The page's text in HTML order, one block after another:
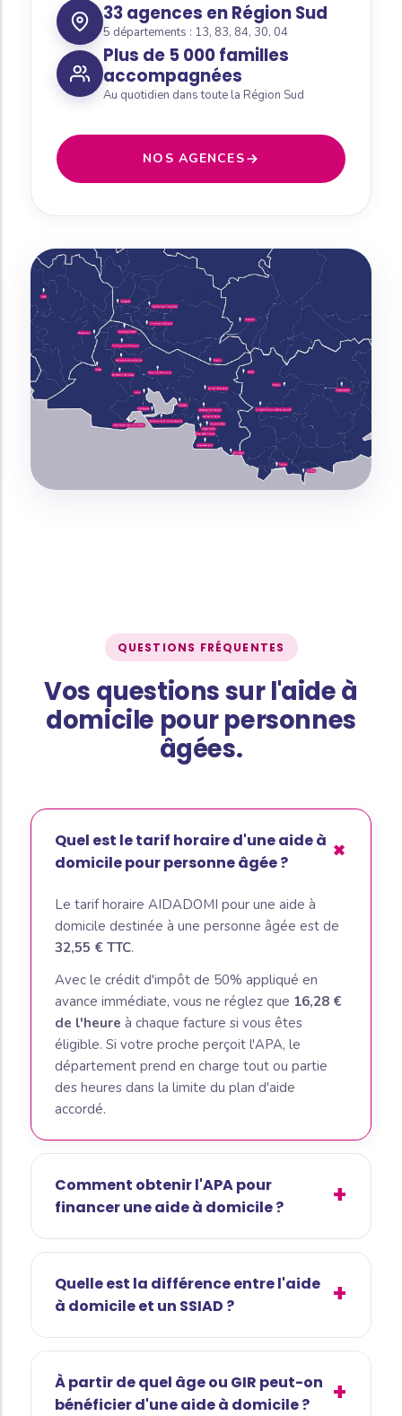
33 agences en Région Sud
5 départements : 13, 83, 84, 30, 04
Plus de 5 000 familles
accompagnées
Au quotidien dans toute la Région Sud
NOS AGENCES
QUESTIONS FRÉQUENTES
Vos questions sur l'aide à
domicile pour personnes
âgées.
Quel est le tarif horaire d'une aide à
domicile pour personne âgée ?
Le tarif horaire AIDADOMI pour une aide à
domicile destinée à une personne âgée est de
32,55 € TTC.
Avec le crédit d'impôt de 50% appliqué en
avance immédiate, vous ne réglez que 16,28 €
de l'heure à chaque facture si vous êtes
éligible. Si votre proche perçoit l'APA, le
département prend en charge tout ou partie
des heures dans la limite du plan d'aide
accordé.
Comment obtenir l'APA pour
financer une aide à domicile ?
Quelle est la différence entre l'aide
à domicile et un SSIAD ?
À partir de quel âge ou GIR peut-on
bénéficier d'une aide à domicile ?